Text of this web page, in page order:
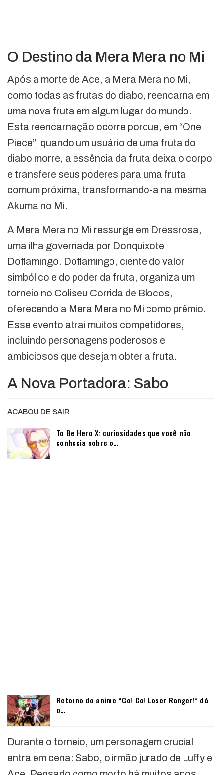
O Destino da Mera Mera no Mi
Após a morte de Ace, a Mera Mera no Mi,
como todas as frutas do diabo, reencarna em
uma nova fruta em algum lugar do mundo.
Esta reencarnação ocorre porque, em “One
Piece”, quando um usuário de uma fruta do
diabo morre, a essência da fruta deixa o corpo
e transfere seus poderes para uma fruta
comum próxima, transformando-a na mesma
Akuma no Mi.
A Mera Mera no Mi ressurge em Dressrosa,
uma ilha governada por Donquixote
Doflamingo. Doflamingo, ciente do valor
simbólico e do poder da fruta, organiza um
torneio no Coliseu Corrida de Blocos,
oferecendo a Mera Mera no Mi como prêmio.
Esse evento atrai muitos competidores,
incluindo personagens poderosos e
ambiciosos que desejam obter a fruta.
A Nova Portadora: Sabo
ACABOU DE SAIR
To Be Hero X: curiosidades que você não
conhecia sobre o…
Retorno do anime “Go! Go! Loser Ranger!” dá
o…
Durante o torneio, um personagem crucial
entra em cena: Sabo, o irmão jurado de Luffy e